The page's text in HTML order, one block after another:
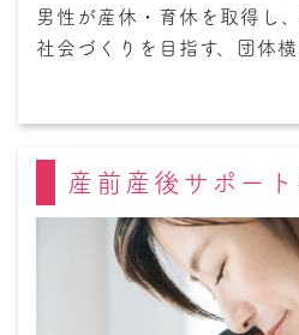
男性が産休・育休を取得し
社会づくりを目指す、団体
産前産後サポー